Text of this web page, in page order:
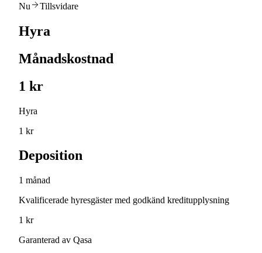
Nu Tillsvidare
Hyra
Månadskostnad
1 kr
Hyra
1 kr
Deposition
1 månad
Kvalificerade hyresgäster med godkänd kreditupplysning
1 kr
Garanterad av Qasa